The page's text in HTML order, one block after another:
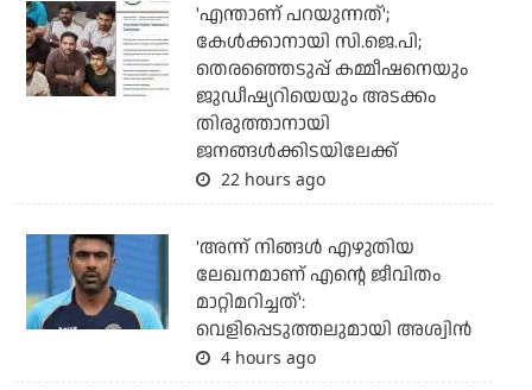
'എന്താണ് പറയുന്നത്';
കേള്‍ക്കാനായി സി.ജെ.പി;
തെരഞ്ഞെടുപ്പ് കമ്മീഷനെയും
ജുഡീഷ്യറിയെയും അടക്കം
തിരുത്താനായി
ജനങ്ങള്‍ക്കിടയിലേക്ക്
22 hours ago
'അന്ന് നിങ്ങള്‍ എഴുതിയ
ലേഖനമാണ് എന്റെ ജീവിതം
മാറ്റിമറിച്ചത്':
വെളിപ്പെടുത്തലുമായി അശ്വിന്‍
4 hours ago